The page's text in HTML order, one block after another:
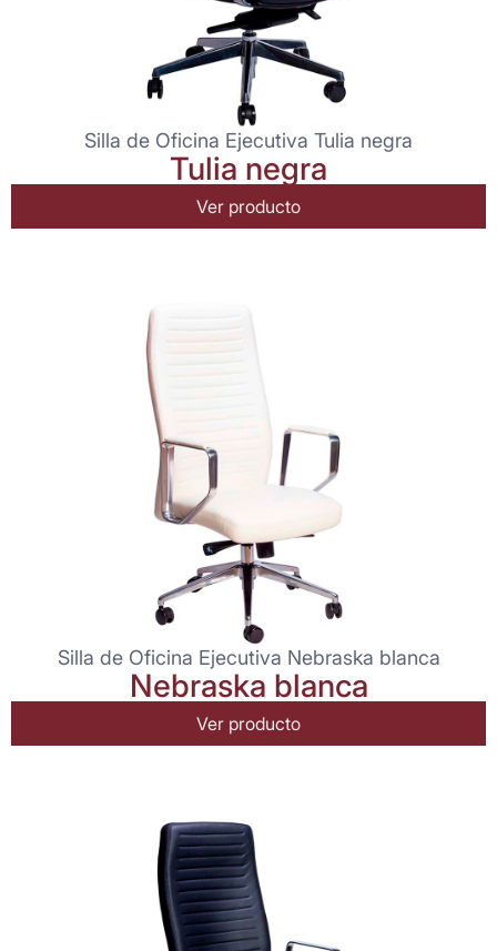
Silla de Oficina Ejecutiva Tulia negra
Tulia negra
Ver producto
Silla de Oficina Ejecutiva Nebraska blanca
Nebraska blanca
Ver producto